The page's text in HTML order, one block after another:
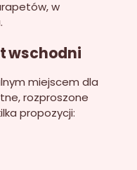
w
wschodni
miejscem dla
rozproszone
propozycji: